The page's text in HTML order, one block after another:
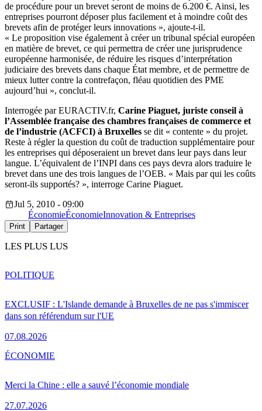
de procédure pour un brevet seront de moins de 6.200 €. Ainsi, les
entreprises pourront déposer plus facilement et à moindre coût des
brevets afin de protéger leurs innovations », ajoute-t-il.
« Le proposition vise également à créer un tribunal spécial européen
en matière de brevet, ce qui permettra de créer une jurisprudence
européenne harmonisée, de réduire les risques d’interprétation
judiciaire des brevets dans chaque État membre, et de permettre de
mieux lutter contre la contrefaçon, fléau quotidien des PME
aujourd’hui », conclut-il.
Interrogée par EURACTIV.fr, Carine Piaguet, juriste conseil à
l’Assemblée française des chambres françaises de commerce et
de l’industrie (ACFCI) à Bruxelles se dit « contente » du projet.
Reste à régler la question du coût de traduction supplémentaire pour
les entreprises qui déposeraient un brevet dans leur pays dans leur
langue. L’équivalent de l’INPI dans ces pays devra alors traduire le
brevet dans une des trois langues de l’OEB. « Mais par qui les coûts
seront-ils supportés? », interroge Carine Piaguet.
Jul 5, 2010 - 09:00
ÉconomieÉconomieInnovation & Entreprises
Print Partager
LES PLUS LUS
EXCLUSIF : L'Islande demande à Bruxelles de ne pas s'immiscer
dans son référendum sur l'UE
07.08.2026
POLITIQUE
Merci la Chine : elle a sauvé l’économie mondiale
27.07.2026
ÉCONOMIE